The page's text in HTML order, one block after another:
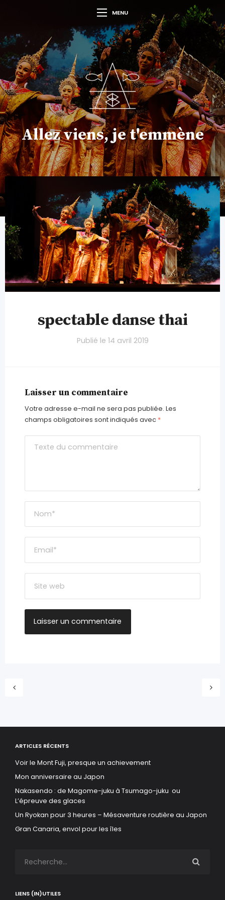
MENU
Allez viens, je t'emmène
spectable danse thai
Publié le 14 avril 2019
Laisser un commentaire
Votre adresse e-mail ne sera pas publiée. Les
champs obligatoires sont indiqués avec *
ARTICLES RÉCENTS
Voir le Mont Fuji, presque un achievement
Mon anniversaire au Japon
Nakasendo : de Magome-juku à Tsumago-juku ou
L’épreuve des glaces
Un Ryokan pour 3 heures – Mésaventure routière au Japon
Gran Canaria, envol pour les îles
LIENS (IN)UTILES